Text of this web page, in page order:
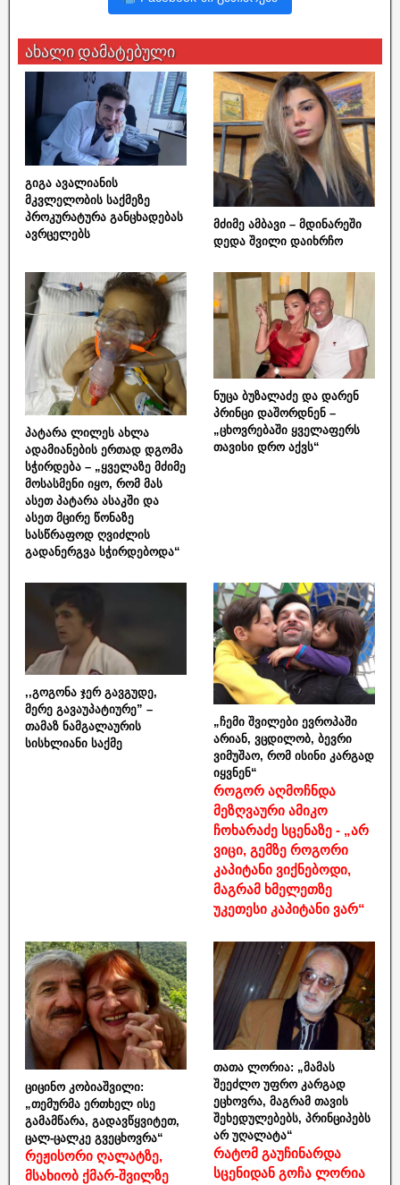
ახალი დამატებული
გიგა ავალიანის
მკვლელობის საქმეზე
პროკურატურა განცხადებას
ავრცელებს
მძიმე ამბავი – მდინარეში
დედა შვილი დაიხრჩო
პატარა ლილეს ახლა
ადამიანების ერთად დგომა
სჭირდება – „ყველაზე მძიმე
მოსასმენი იყო, რომ მას
ასეთ პატარა ასაკში და
ასეთ მცირე წონაზე
სასწრაფოდ ღვიძლის
გადანერგვა სჭირდებოდა“
ნუცა ბუზალაძე და დარენ
პრინცი დაშორდნენ –
„ცხოვრებაში ყველაფერს
თავისი დრო აქვს“
,,გოგონა ჯერ გავგუდე,
მერე გავაუპატიურე” –
თამაზ ნამგალაურის
სისხლიანი საქმე
„ჩემი შვილები ევროპაში
არიან, ვცდილობ, ბევრი
ვიმუშაო, რომ ისინი კარგად
იყვნენ“
როგორ აღმოჩნდა
მეზღვაური ამიკო
ჩოხარაძე სცენაზე - „არ
ვიცი, გემზე როგორი
კაპიტანი ვიქნებოდი,
მაგრამ ხმელეთზე
უკეთესი კაპიტანი ვარ“
ციცინო კობიაშვილი:
„თემურმა ერთხელ ისე
გამამწარა, გადავწყვიტეთ,
ცალ-ცალკე გვეცხოვრა“
რეჟისორი ღალატზე,
მსახიობ ქმარ-შვილზე
თათა ლორია: „მამას
შეეძლო უფრო კარგად
ეცხოვრა, მაგრამ თავის
შეხედულებებს, პრინციპებს
არ უღალატა“
რატომ გაუჩინარდა
სცენიდან გოჩა ლორია